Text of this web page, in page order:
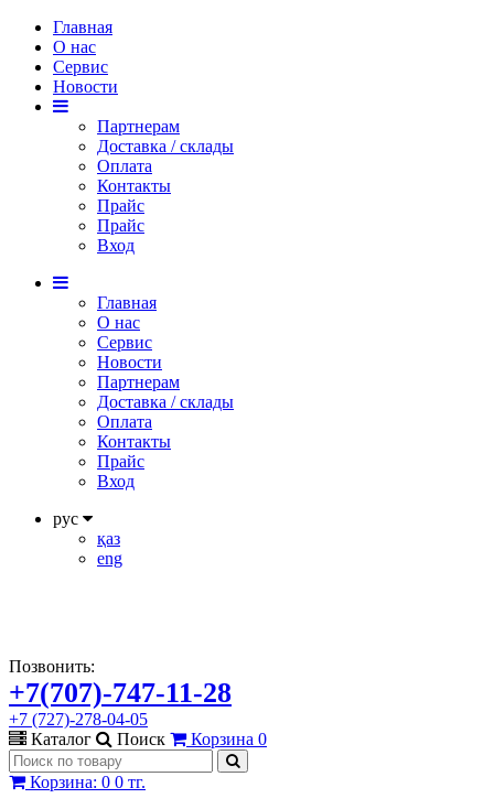
Главная
О нас
Сервис
Новости
Партнерам
Доставка / склады
Оплата
Контакты
Прайс
Прaйс
Вход
Главная
О нас
Сервис
Новости
Партнерам
Доставка / склады
Оплата
Контакты
Прайс
Вход
рус
қаз
eng
Позвонить:
+7(707)-747-11-28
+7 (727)-278-04-05
Каталог
Поиск Корзина 0
Корзина: 0 0 тг.